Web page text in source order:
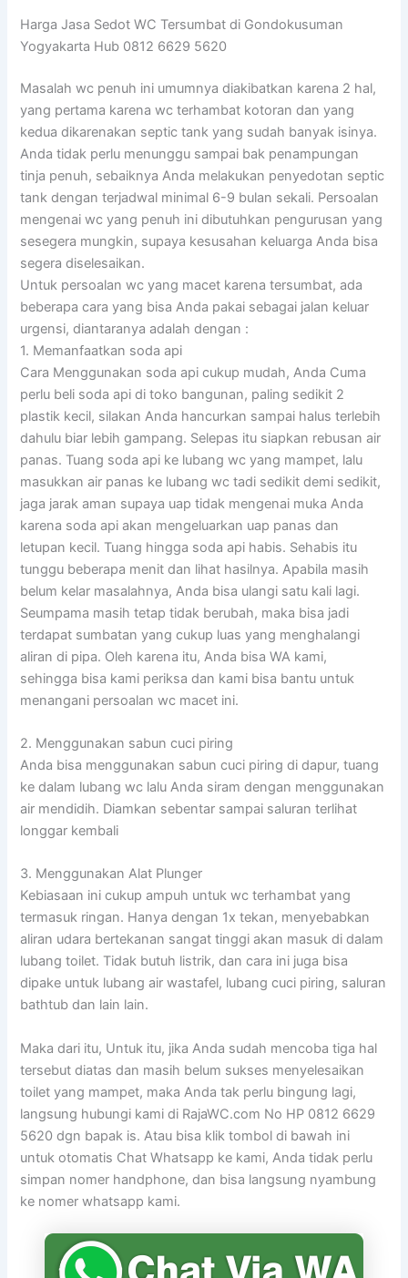
Harga Jasa Sedot WC Tersumbat di Gondokusuman
Yogyakarta Hub 0812 6629 5620
Masalah wc penuh ini umumnya diakibatkan karena 2 hal,
yang pertama karena wc terhambat kotoran dan yang
kedua dikarenakan septic tank yang sudah banyak isinya.
Anda tidak perlu menunggu sampai bak penampungan
tinja penuh, sebaiknya Anda melakukan penyedotan septic
tank dengan terjadwal minimal 6-9 bulan sekali. Persoalan
mengenai wc yang penuh ini dibutuhkan pengurusan yang
sesegera mungkin, supaya kesusahan keluarga Anda bisa
segera diselesaikan.
Untuk persoalan wc yang macet karena tersumbat, ada
beberapa cara yang bisa Anda pakai sebagai jalan keluar
urgensi, diantaranya adalah dengan :
1. Memanfaatkan soda api
Cara Menggunakan soda api cukup mudah, Anda Cuma
perlu beli soda api di toko bangunan, paling sedikit 2
plastik kecil, silakan Anda hancurkan sampai halus terlebih
dahulu biar lebih gampang. Selepas itu siapkan rebusan air
panas. Tuang soda api ke lubang wc yang mampet, lalu
masukkan air panas ke lubang wc tadi sedikit demi sedikit,
jaga jarak aman supaya uap tidak mengenai muka Anda
karena soda api akan mengeluarkan uap panas dan
letupan kecil. Tuang hingga soda api habis. Sehabis itu
tunggu beberapa menit dan lihat hasilnya. Apabila masih
belum kelar masalahnya, Anda bisa ulangi satu kali lagi.
Seumpama masih tetap tidak berubah, maka bisa jadi
terdapat sumbatan yang cukup luas yang menghalangi
aliran di pipa. Oleh karena itu, Anda bisa WA kami,
sehingga bisa kami periksa dan kami bisa bantu untuk
menangani persoalan wc macet ini.
2. Menggunakan sabun cuci piring
Anda bisa menggunakan sabun cuci piring di dapur, tuang
ke dalam lubang wc lalu Anda siram dengan menggunakan
air mendidih. Diamkan sebentar sampai saluran terlihat
longgar kembali
3. Menggunakan Alat Plunger
Kebiasaan ini cukup ampuh untuk wc terhambat yang
termasuk ringan. Hanya dengan 1x tekan, menyebabkan
aliran udara bertekanan sangat tinggi akan masuk di dalam
lubang toilet. Tidak butuh listrik, dan cara ini juga bisa
dipake untuk lubang air wastafel, lubang cuci piring, saluran
bathtub dan lain lain.
Maka dari itu, Untuk itu, jika Anda sudah mencoba tiga hal
tersebut diatas dan masih belum sukses menyelesaikan
toilet yang mampet, maka Anda tak perlu bingung lagi,
langsung hubungi kami di RajaWC.com No HP 0812 6629
5620 dgn bapak is. Atau bisa klik tombol di bawah ini
untuk otomatis Chat Whatsapp ke kami, Anda tidak perlu
simpan nomer handphone, dan bisa langsung nyambung
ke nomer whatsapp kami.